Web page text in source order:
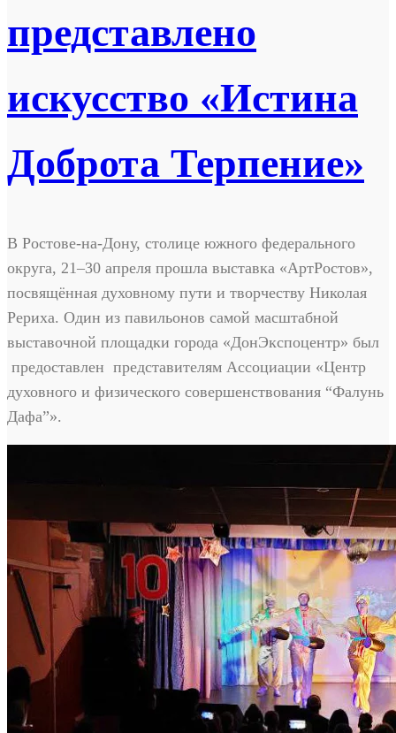
представлено
искусство «Истина
Доброта Терпение»
В Ростове-на-Дону, столице южного федерального
округа, 21–30 апреля прошла выставка «АртРостов»,
посвящённая духовному пути и творчеству Николая
Рериха. Один из павильонов самой масштабной
выставочной площадки города «ДонЭкспоцентр» был
предоставлен представителям Ассоциации «Центр
духовного и физического совершенствования “Фалунь
Дафа”».